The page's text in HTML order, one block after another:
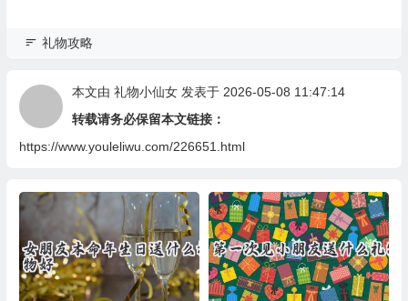
礼物攻略
本文由 礼物小仙女发表于 2026-05-08 11:47:14
转载请务必保留本文链接：
https://www.youleliwu.com/226651.html